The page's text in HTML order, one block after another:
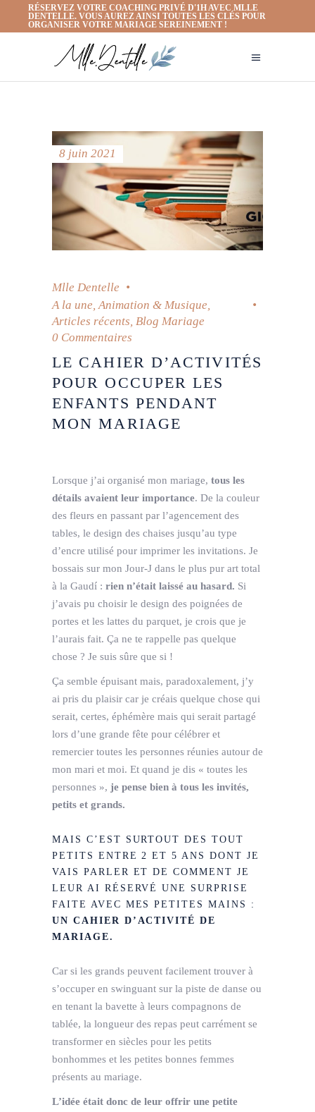
RÉSERVEZ VOTRE COACHING PRIVÉ D'1H AVEC MLLE
DENTELLE. VOUS AUREZ AINSI TOUTES LES CLÉS POUR
ORGANISER VOTRE MARIAGE SEREINEMENT !
8 juin 2021
Mlle Dentelle
A la une,Animation & Musique,
Articles récents, Blog Mariage
0 Commentaires
LE CAHIER D’ACTIVITÉS
POUR OCCUPER LES
ENFANTS PENDANT
MON MARIAGE
Lorsque j’ai organisé mon mariage, tous les
détails avaient leur importance. De la couleur
des fleurs en passant par l’agencement des
tables, le design des chaises jusqu’au type
d’encre utilisé pour imprimer les invitations. Je
bossais sur mon Jour-J dans le plus pur art total
à la Gaudí : rien n’était laissé au hasard. Si
j’avais pu choisir le design des poignées de
portes et les lattes du parquet, je crois que je
l’aurais fait. Ça ne te rappelle pas quelque
chose ? Je suis sûre que si !
Ça semble épuisant mais, paradoxalement, j’y
ai pris du plaisir car je créais quelque chose qui
serait, certes, éphémère mais qui serait partagé
lors d’une grande fête pour célébrer et
remercier toutes les personnes réunies autour de
mon mari et moi. Et quand je dis « toutes les
personnes », je pense bien à tous les invités,
petits et grands.
MAIS C’EST SURTOUT DES TOUT
PETITS ENTRE 2 ET 5 ANS DONT JE
VAIS PARLER ET DE COMMENT JE
LEUR AI RÉSERVÉ UNE SURPRISE
FAITE AVEC MES PETITES MAINS :
UN CAHIER D’ACTIVITÉ DE
MARIAGE.
Car si les grands peuvent facilement trouver à
s’occuper en swinguant sur la piste de danse ou
en tenant la bavette à leurs compagnons de
tablée, la longueur des repas peut carrément se
transformer en siècles pour les petits
bonhommes et les petites bonnes femmes
présents au mariage.
L’idée était donc de leur offrir une petite